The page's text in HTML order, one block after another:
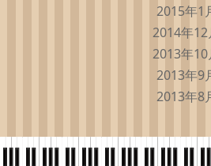
2015年1
2014年12
2013年10
2013年9
2013年8